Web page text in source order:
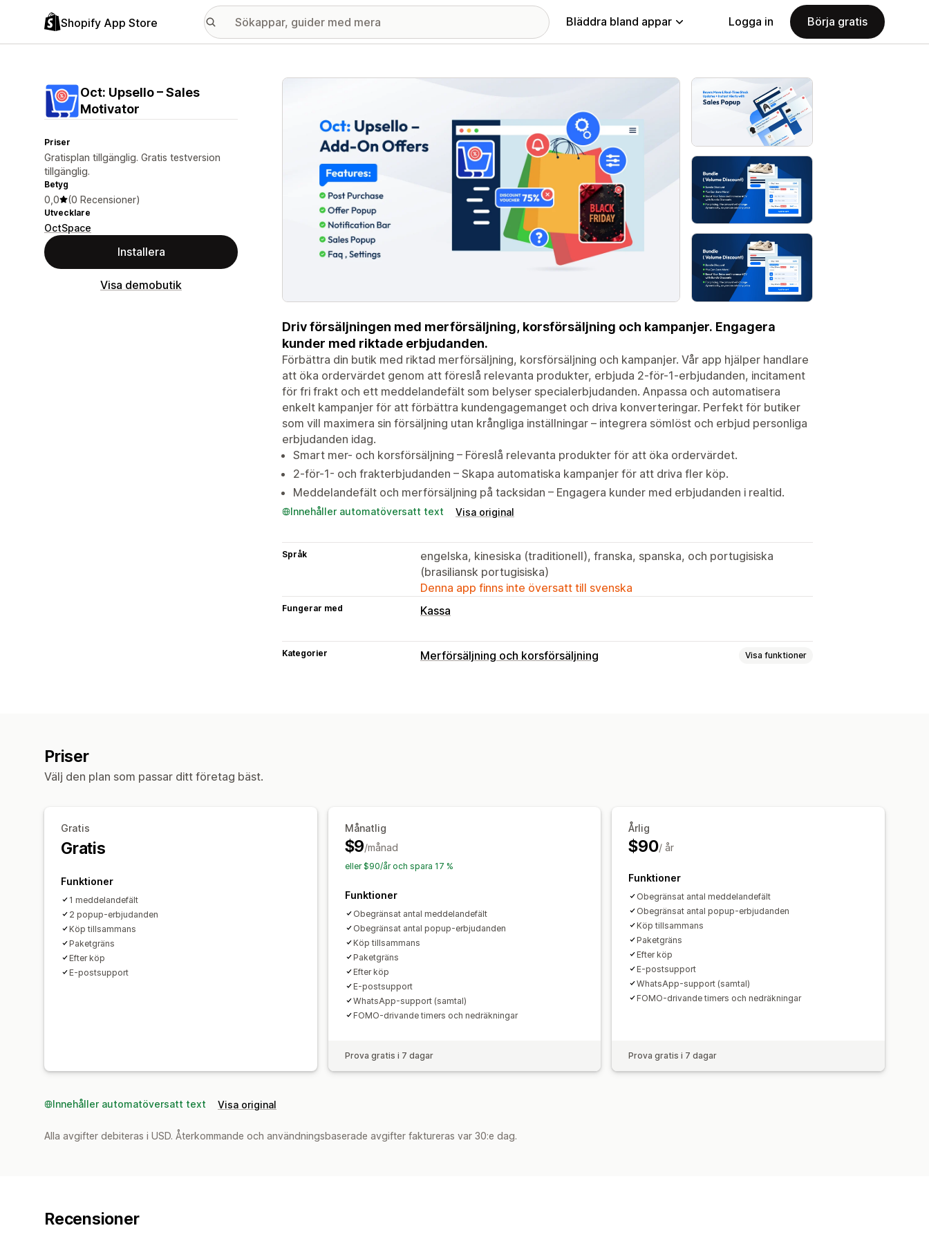
Shopify App Store Bläddra bland appar Logga in Börja gratis
Oct: Upsello – Sales
Motivator
Priser
Gratisplan tillgänglig. Gratis testversion
tillgänglig.
Betyg
0,0 (0 Recensioner)
Utvecklare
OctSpace
Installera
Visa demobutik
Galleri med utvalda bilder
Driv försäljningen med merförsäljning, korsförsäljning och kampanjer. Engagera
kunder med riktade erbjudanden.
Förbättra din butik med riktad merförsäljning, korsförsäljning och kampanjer. Vår app hjälper handlare
att öka ordervärdet genom att föreslå relevanta produkter, erbjuda 2-för-1-erbjudanden, incitament
för fri frakt och ett meddelandefält som belyser specialerbjudanden. Anpassa och automatisera
enkelt kampanjer för att förbättra kundengagemanget och driva konverteringar. Perfekt för butiker
som vill maximera sin försäljning utan krångliga inställningar – integrera sömlöst och erbjud personliga
erbjudanden idag.
Smart mer- och korsförsäljning – Föreslå relevanta produkter för att öka ordervärdet.
2-för-1- och frakterbjudanden – Skapa automatiska kampanjer för att driva fler köp.
Meddelandefält och merförsäljning på tacksidan – Engagera kunder med erbjudanden i realtid.
Innehåller automatöversatt text Visa original
Språk
engelska, kinesiska (traditionell), franska, spanska, och portugisiska
(brasiliansk portugisiska)
Denna app finns inte översatt till svenska
Fungerar med Kassa
Kategorier Merförsäljning och korsförsäljning Visa funktioner
Fri frakt
Sådant som ofta köps tillsammans
Differentierade rabatter
Priser
Välj den plan som passar ditt företag bäst.
Gratis
Gratis
Funktioner
1 meddelandefält
2 popup-erbjudanden
Köp tillsammans
Paketgräns
Efter köp
E-postsupport
Månatlig
$9/månad
eller $90/år och spara 17 %
Funktioner
Obegränsat antal meddelandefält
Obegränsat antal popup-erbjudanden
Köp tillsammans
Paketgräns
Efter köp
E-postsupport
WhatsApp-support (samtal)
FOMO-drivande timers och nedräkningar
Prova gratis i 7 dagar
Årlig
$90/ år
Funktioner
Obegränsat antal meddelandefält
Obegränsat antal popup-erbjudanden
Köp tillsammans
Paketgräns
Efter köp
E-postsupport
WhatsApp-support (samtal)
FOMO-drivande timers och nedräkningar
Prova gratis i 7 dagar
Innehåller automatöversatt text Visa original
Alla avgifter debiteras i USD. Återkommande och användningsbaserade avgifter faktureras var 30:e dag.
Recensioner